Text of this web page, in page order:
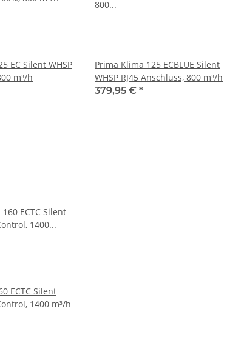
EC Silent WHSP
m³/h
Prima Klima 125 ECBLUE Silent
WHSP RJ45 Anschluss, 800 m³/h
379,95 € *
ECTC Silent
1400 m³/h